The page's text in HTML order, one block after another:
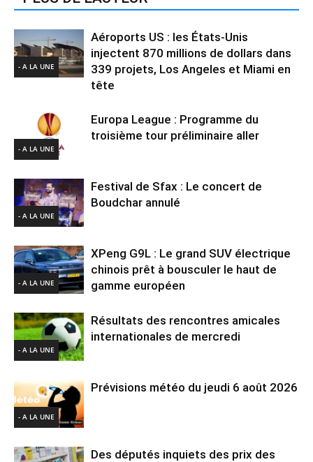
- A LA UNE
Aéroports US : les États-Unis
injectent 870 millions de dollars dans
339 projets, Los Angeles et Miami en
tête
- A LA UNE
Europa League : Programme du
troisième tour préliminaire aller
- A LA UNE
Festival de Sfax : Le concert de
Boudchar annulé
- A LA UNE
XPeng G9L : Le grand SUV électrique
chinois prêt à bousculer le haut de
gamme européen
- A LA UNE
Résultats des rencontres amicales
internationales de mercredi
- A LA UNE
Prévisions météo du jeudi 6 août 2026
Des députés inquiets des prix des